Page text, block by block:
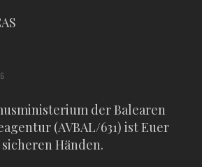
der Balearen
(AVBAL/631) ist Euer
Händen.